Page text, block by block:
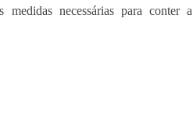
medidas necessárias para conter a